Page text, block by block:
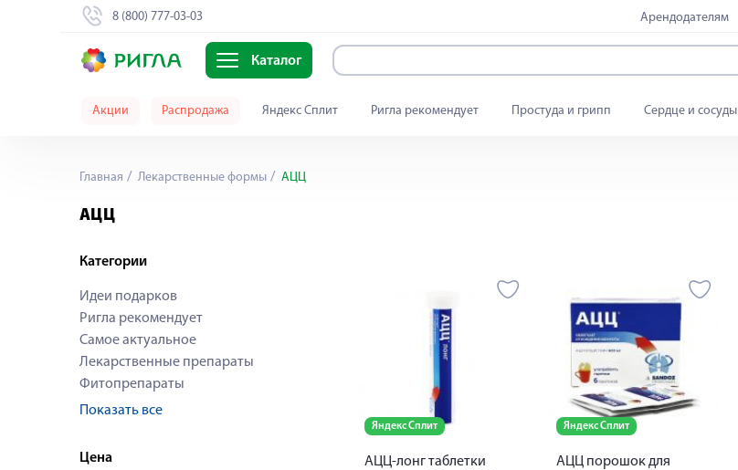
8 (800) 777-03-03 Арендодателям
Каталог
Акции Распродажа Яндекс Сплит Ригла рекомендует Простуда и грипп Сердце и сосуды
Главная Лекарственные формы АЦЦ
АЦЦ
Категории
Идеи подарков
Ригла рекомендует
Самое актуальное
Лекарственные препараты
Фитопрепараты
Показать все
Цена
Яндекс Сплит
АЦЦ-лонг таблетки
Яндекс Сплит
АЦЦ порошок для